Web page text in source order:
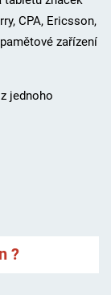
CPA, Ericsson,
zařízení
jednoho
?